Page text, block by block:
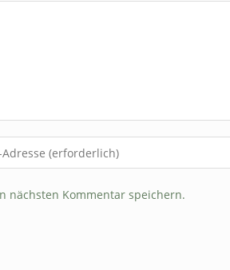
nächsten Kommentar speichern.